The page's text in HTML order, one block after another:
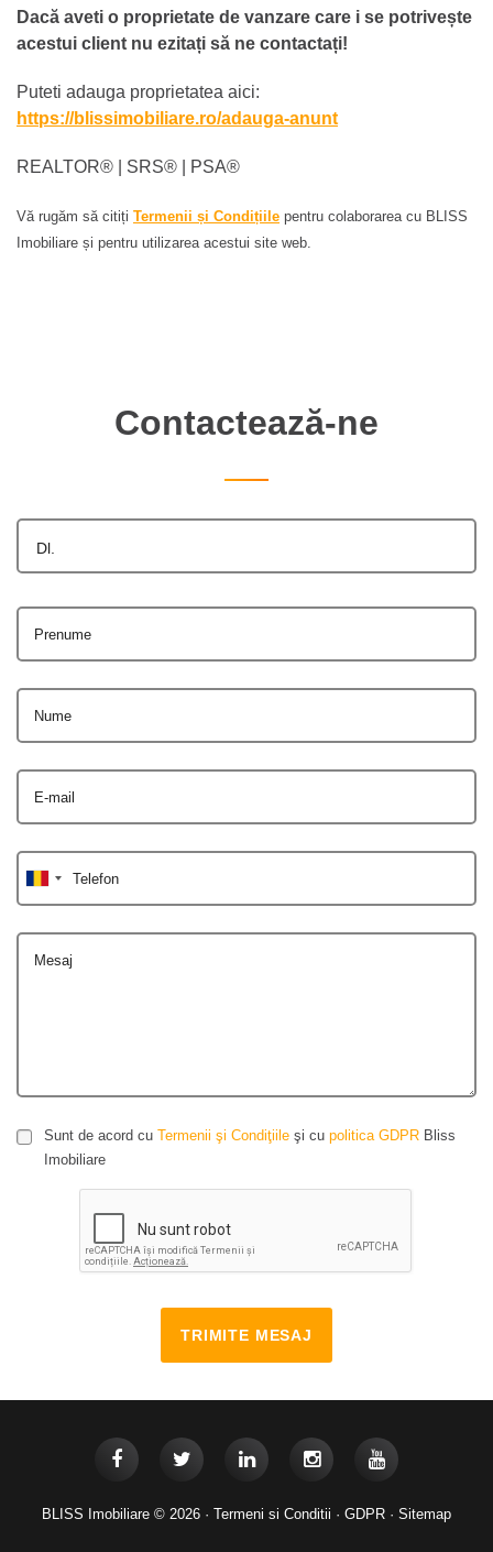
Dacă aveti o proprietate de vanzare care i se potrivește
acestui client nu ezitați să ne contactați!
Puteti adauga proprietatea aici:
https://blissimobiliare.ro/adauga-anunt
REALTOR®️ | SRS®️ | PSA®️
Vă rugăm să citiți Termenii și Condițiile pentru colaborarea cu BLISS
Imobiliare și pentru utilizarea acestui site web.
Contactează-ne
Dl.
Prenume
Nume
E-mail
Telefon
Mesaj
Sunt de acord cu Termenii şi Condiţiile şi cu politica GDPR Bliss
Imobiliare
TRIMITE MESAJ
BLISS Imobiliare © 2026 · Termeni si Conditii · GDPR · Sitemap